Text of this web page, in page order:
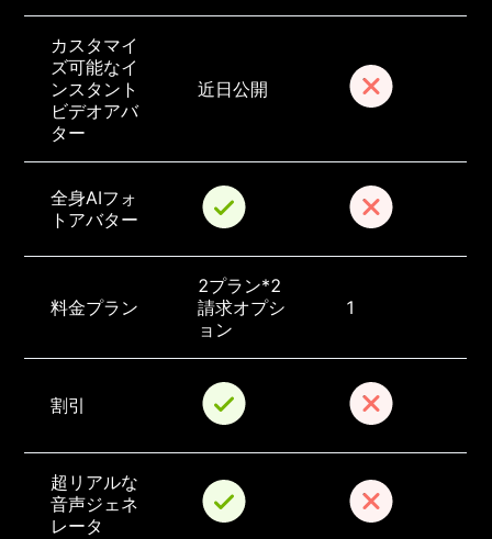
カスタマイ
ズ可能なイ
ンスタント
ビデオアバ
ター
近日公開
全身AIフォ
トアバター
料金プラン
2プラン*2
請求オプシ
ョン
1
割引
超リアルな
音声ジェネ
レータ